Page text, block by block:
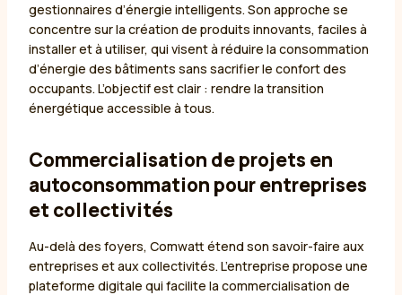
gestionnaires d’énergie intelligents. Son approche se
concentre sur la création de produits innovants, faciles à
installer et à utiliser, qui visent à réduire la consommation
d’énergie des bâtiments sans sacrifier le confort des
occupants. L’objectif est clair : rendre la transition
énergétique accessible à tous.
Commercialisation de projets en
autoconsommation pour entreprises
et collectivités
Au-delà des foyers, Comwatt étend son savoir-faire aux
entreprises et aux collectivités. L’entreprise propose une
plateforme digitale qui facilite la commercialisation de